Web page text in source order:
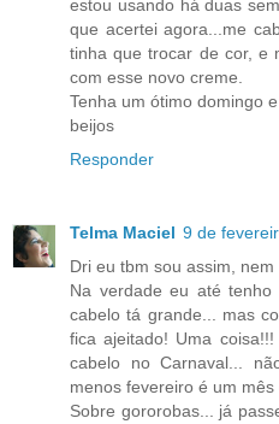
estou usando há duas
que acertei agora...me
tinha que trocar de cor, e
com esse novo creme.
Tenha um ótimo domingo
beijos
Responder
Telma Maciel 9 de
Dri eu tbm sou assim,
Na verdade eu até
cabelo tá grande... mas
fica ajeitado! Uma
cabelo no Carnaval...
menos fevereiro é um mês
Sobre gororobas... já